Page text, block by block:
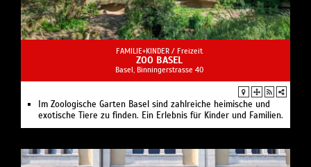
FAMILIE+KINDER / Freizeit
ZOO BASEL
Basel, Binningerstrasse 40
Im Zoologische Garten Basel sind zahlreiche heimische und
exotische Tiere zu finden. Ein Erlebnis für Kinder und Familien.